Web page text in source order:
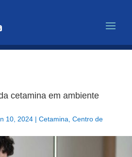
cetamina em ambiente
10, 2024 | Cetamina Centro de